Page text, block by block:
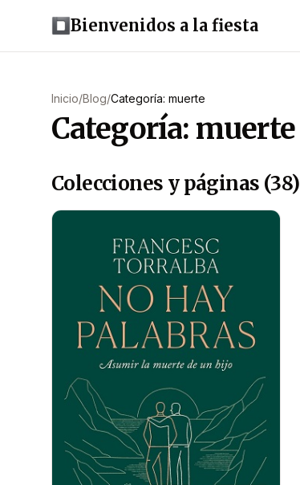
Bienvenidos a la fiesta
Inicio/Blog/Categoría: muerte
Categoría: muerte
Colecciones y páginas (38)